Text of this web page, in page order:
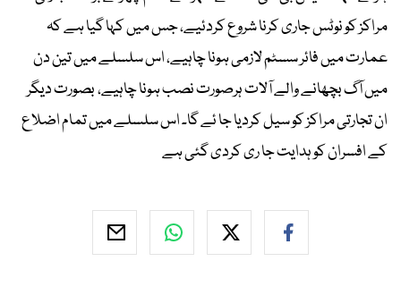
مراکز کو نوٹس جاری کرنا شروع کردئیے، جس میں کہا گیا ہے کہ
عمارت میں فائر سسٹم لازمی ہونا چاہیے، اس سلسلے میں تین دن
میں آگ بچھانے والے آلات ہرصورت نصب ہونا چاہیے، بصورت دیگر
ان تجارتی مراکز کو سیل کردیا جا ئے گا۔ اس سلسلے میں تمام اضلاع
کے افسران کو ہدایت جا ری کردی گئی ہے